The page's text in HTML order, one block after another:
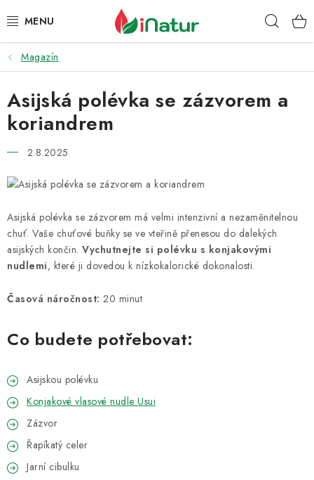
na
POTRAVINY
OŘECHY A SUŠENÉ PLODY
SNACKY
VITAMÍNY
ZNAČKY
Doprava a platba
Reklamace a vrácení zboží
Podmínky ochrany osobních údajů
Magazín
Asijská polévka se zázvorem a
koriandrem
2.8.2025
Asijská polévka se zázvorem má velmi intenzivní a nezaměnitelnou
chuť. Vaše chuťové buňky se ve vteřině přenesou do dalekých
asijských končin. Vychutnejte si polévku s konjakovými
nudlemi, které ji dovedou k nízkokalorické dokonalosti.
Časová náročnost: 20 minut
Co budete potřebovat:
Asijskou polévku
Konjakové vlasové nudle Usui
Zázvor
Řapíkatý celer
Jarní cibulku